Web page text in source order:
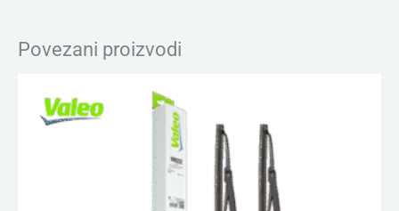
Povezani proizvodi